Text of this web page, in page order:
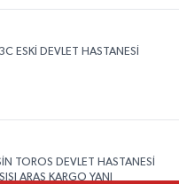
ESKİ DEVLET HASTANESİ
TOROS DEVLET HASTANESİ
ARAS KARGO YANI